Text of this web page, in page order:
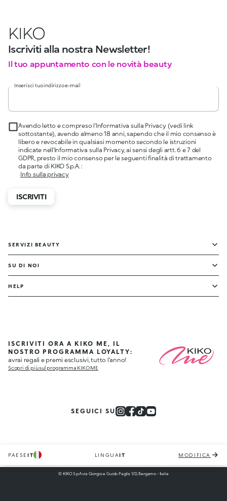
KIKO
Iscriviti alla nostra Newsletter!
Il tuo appuntamento con le novità beauty
Inserisci tuo indirizzo e-mail
Avendo letto e compreso l'Informativa sulla Privacy (vedi link
sottostante), avendo almeno 18 anni, sapendo che il mio consenso è
libero e revocabile in qualsiasi momento secondo le istruzioni
indicate nell'Informativa sulla Privacy, ai sensi degli artt. 6 e 7 del
GDPR, presto il mio consenso per le seguenti finalità di trattamento
da parte di KIKO S.p.A. :
Info sulla privacy
ISCRIVITI
SERVIZI BEAUTY
SU DI NOI
HELP
ISCRIVITI ORA A KIKO ME, IL
NOSTRO PROGRAMMA LOYALTY:
avrai regali e premi esclusivi, tutto l'anno!
Scopri di più sul programma KIKO ME
SEGUICI SU
PAESE IT LINGUAIT MODIFICA
© KIKO S.p.A via Giorgio e Guido Paglia 1/D, Bergamo - Italia